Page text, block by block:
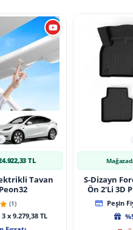
TL
Tavan
(1)
x 9.279,38 TL
S-Dizayn
Ön 2'Li 3D
2014-
Peşin